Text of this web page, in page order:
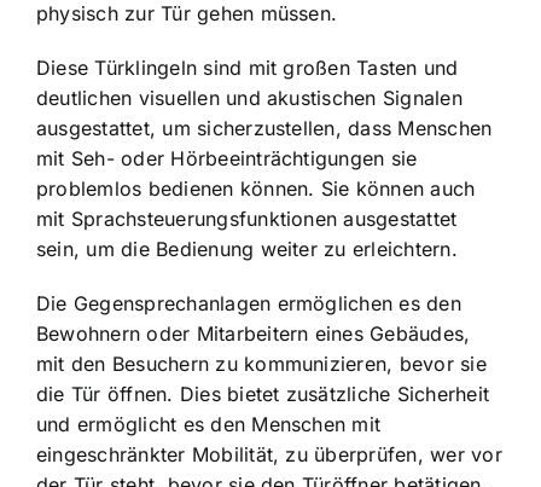
physisch zur Tür gehen müssen.
Diese Türklingeln sind mit großen Tasten und
deutlichen visuellen und akustischen Signalen
ausgestattet, um sicherzustellen, dass Menschen
mit Seh- oder Hörbeeinträchtigungen sie
problemlos bedienen können. Sie können auch
mit Sprachsteuerungsfunktionen ausgestattet
sein, um die Bedienung weiter zu erleichtern.
Die Gegensprechanlagen ermöglichen es den
Bewohnern oder Mitarbeitern eines Gebäudes,
mit den Besuchern zu kommunizieren, bevor sie
die Tür öffnen. Dies bietet zusätzliche Sicherheit
und ermöglicht es den Menschen mit
eingeschränkter Mobilität, zu überprüfen, wer vor